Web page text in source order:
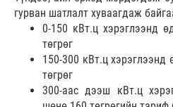
гурван шатлалт хуваагдаж
0-150 кВт.ц хэрэглээнд
төгрөг
150-300 кВт.ц хэрэглээнд
төгрөг
300-аас дээш кВт.ц